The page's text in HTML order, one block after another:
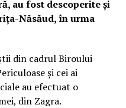
au fost descoperite și
Năsăud, în urma
din cadrul Biroului
și cei ai
au efectuat o
din Zagra.